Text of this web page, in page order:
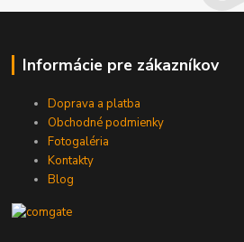
Informácie pre zákazníkov
Doprava a platba
Obchodné podmienky
Fotogaléria
Kontakty
Blog